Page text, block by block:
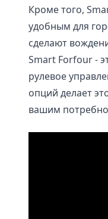
Кроме того,
удобным для
сделают
Smart Forfour -
рулевое
опций делает
вашим